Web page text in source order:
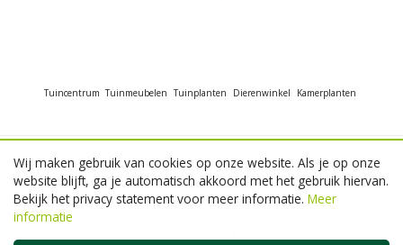
Tuincentrum Tuinmeubelen Tuinplanten Dierenwinkel Kamerplanten
© GroenRijk Beneden Leeuwen
Green Solutions
Wij maken gebruik van cookies op onze website. Als je op onze
website blijft, ga je automatisch akkoord met het gebruik hiervan.
Bekijk het privacy statement voor meer informatie. Meer
informatie